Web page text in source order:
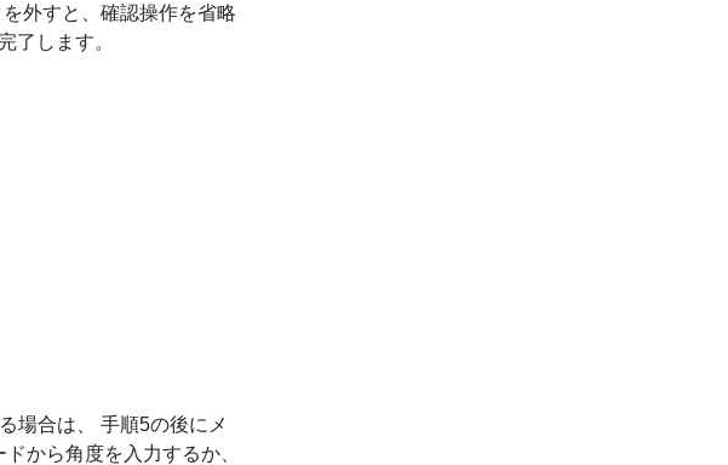
外すと、確認操作を省略
了します。
場合は、 手順5の後にメ
から角度を入力するか、